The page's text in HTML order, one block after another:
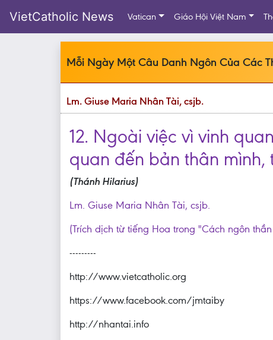
VietCatholic News Vatican Giáo Hội Việt Nam
Mỗi Ngày Một Câu Danh Ngôn Của Các
Lm. Giuse Maria Nhân Tài, csjb.
12. Ngoài việc vì vinh
quan đến bản thân mình,
(Thánh Hilarius)
Lm. Giuse Maria Nhân Tài, csjb.
(Trích dịch từ tiếng Hoa trong "Cách ngôn
---------
http://www.vietcatholic.org
https://www.facebook.com/jmtaiby
http://nhantai.info